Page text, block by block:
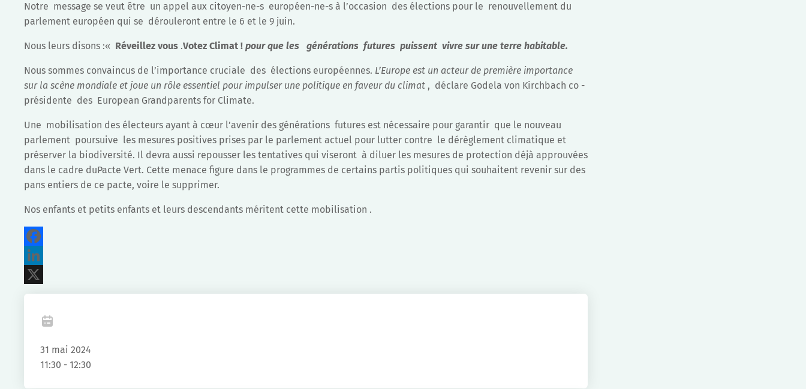
Notre message se veut être un appel aux citoyen-ne-s européen-ne-s à l’occasion des élections pour le renouvellement du
parlement européen qui se dérouleront entre le 6 et le 9 juin.
Nous leurs disons :« Réveillez vous .Votez Climat !pour que les générations futures puissent vivre sur une terre habitable.
Nous sommes convaincus de l’importance cruciale des élections européennes. L’Europe est un acteur de première importance
sur la scène mondiale et joue un rôle essentiel pour impulser une politique en faveur du climat , déclare Godela von Kirchbach co -
présidente des European Grandparents for Climate.
Une mobilisation des électeurs ayant à cœur l’avenir des générations futures est nécessaire pour garantir que le nouveau
parlement poursuive les mesures positives prises par le parlement actuel pour lutter contre le dérèglement climatique et
préserver la biodiversité. Il devra aussi repousser les tentatives qui viseront à diluer les mesures de protection déjà approuvées
dans le cadre duPacte Vert. Cette menace figure dans le programmes de certains partis politiques qui souhaitent revenir sur des
pans entiers de ce pacte, voire le supprimer.
Nos enfants et petits enfants et leurs descendants méritent cette mobilisation .
Facebook
LinkedIn
X
31 mai 2024
11:30 - 12:30